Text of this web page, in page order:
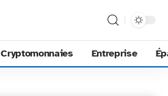
Cryptomonnaies Entreprise